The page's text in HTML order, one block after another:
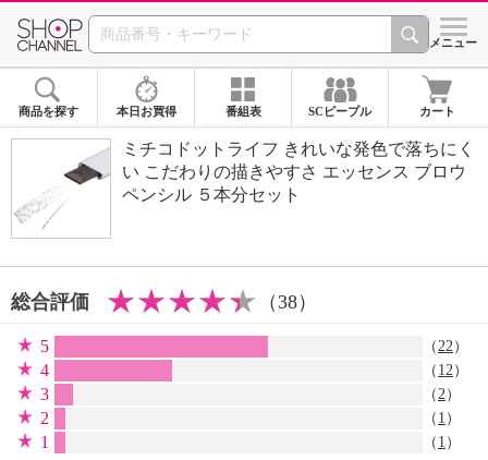
SHOP CHANNEL シメニュー
商品を探す 本日お買得 番組表 SCピープル カート
ミチコドットライフ きれいな発色で落ちにく
い こだわりの描きやすさ エッセンス ブロウ
ペンシル ５本分セット
総合評価 （38）
5 （22）
4 （ 12）
3 （2）
2 （ 1 ）
1 （ 1 ）